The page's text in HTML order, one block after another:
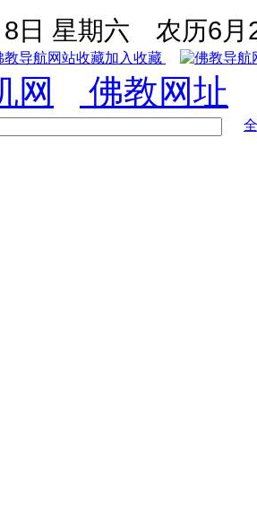
日 星期六 农历6月
加入收藏
网 佛教网址